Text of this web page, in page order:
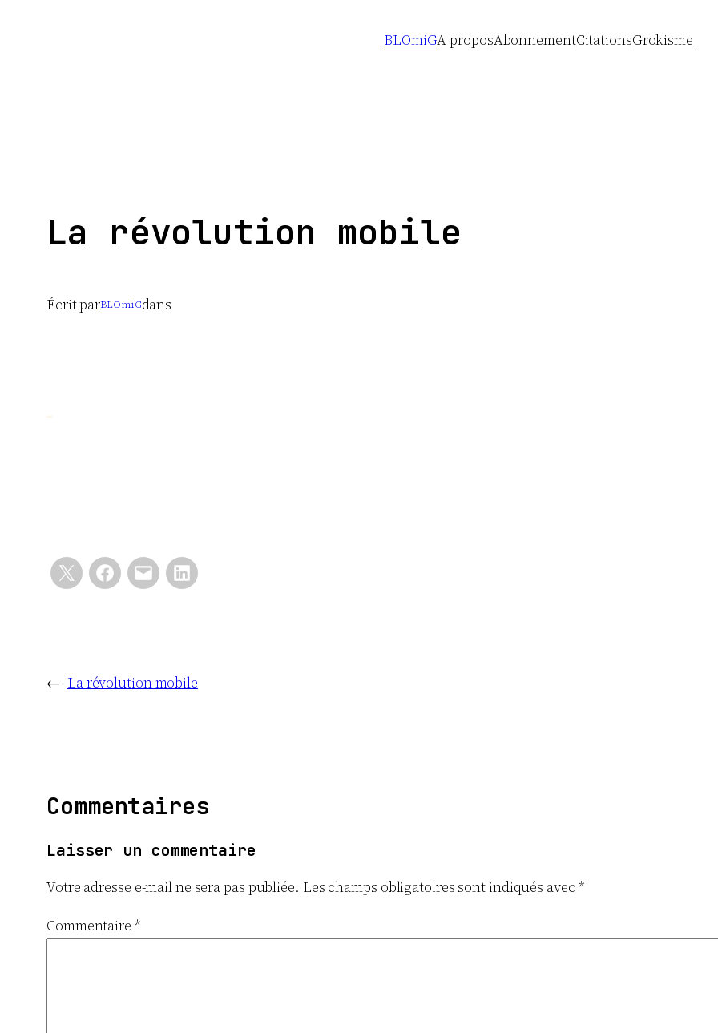
BLOmiGA proposAbonnementCitationsGrokisme
La révolution mobile
Écrit parBLOmiGdans
← La révolution mobile
Commentaires
Laisser un commentaire
Votre adresse e-mail ne sera pas publiée. Les champs obligatoires sont indiqués avec *
Commentaire *